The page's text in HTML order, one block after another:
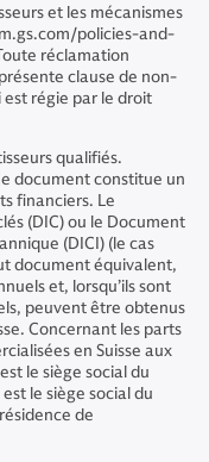
et les mécanismes
policies-and-
réclamation
clause de non-
régie par le droit
qualifiés.
document constitue un
financiers. Le
(DIC) ou le Document
(DICI) (le cas
document équivalent,
et, lorsqu’ils sont
peuvent être obtenus
Concernant les parts
en Suisse aux
le siège social du
le siège social du
de